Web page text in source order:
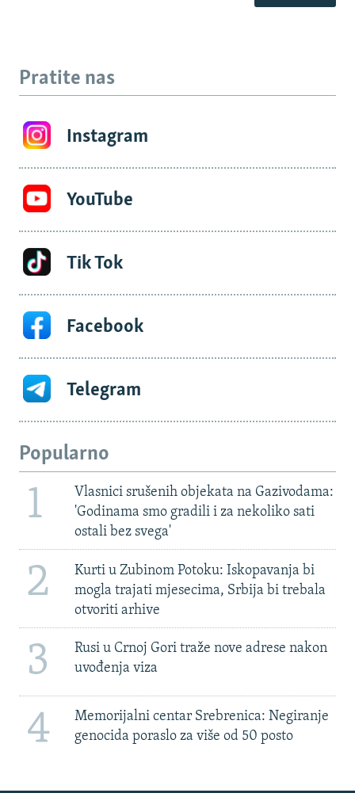
Pratite nas
Instagram
YouTube
Tik Tok
Facebook
Telegram
Popularno
1
Vlasnici srušenih objekata na Gazivodama:
'Godinama smo gradili i za nekoliko sati
ostali bez svega'
2
Kurti u Zubinom Potoku: Iskopavanja bi
mogla trajati mjesecima, Srbija bi trebala
otvoriti arhive
3
Rusi u Crnoj Gori traže nove adrese nakon
uvođenja viza
4
Memorijalni centar Srebrenica: Negiranje
genocida poraslo za više od 50 posto